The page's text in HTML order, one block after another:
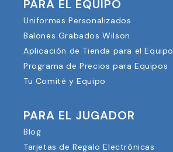
PARA EL EQUIPO
Uniformes Personalizados
Balones Grabados Wilson
Aplicación de Tienda para el Equipo
Programa de Precios para Equipos
Tu Comité y Equipo
PARA EL JUGADOR
Blog
Tarjetas de Regalo Electrónicas